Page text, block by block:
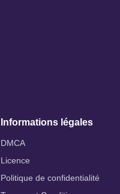
Informations légales
DMCA
Licence
Politique de confidentialité